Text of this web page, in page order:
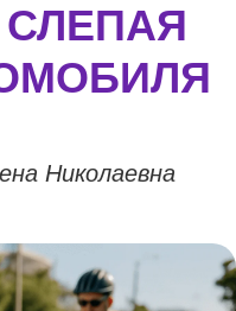
СЛЕПАЯ
Николаевна